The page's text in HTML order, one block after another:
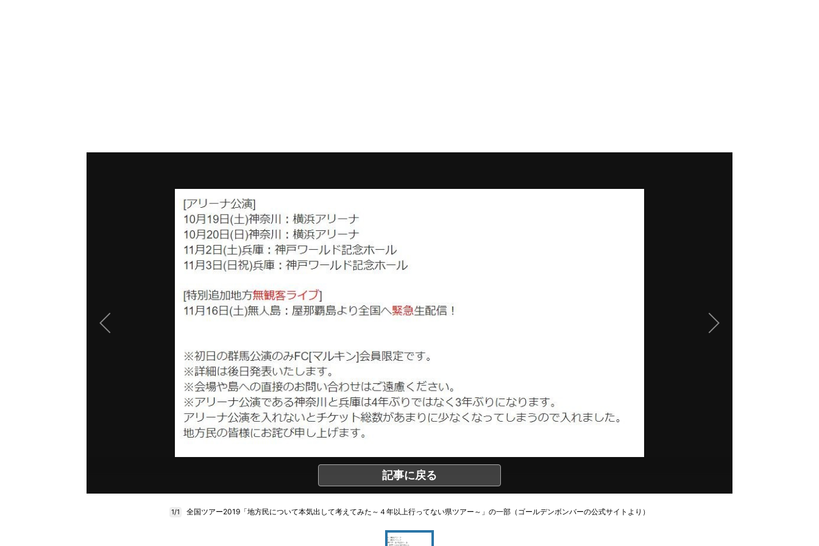
記事に戻る
1/1 全国ツアー2019「地方民について本気出して考えてみた～４年以上行ってない県ツアー～」の一部（ゴールデンボンバーの公式サイトより）